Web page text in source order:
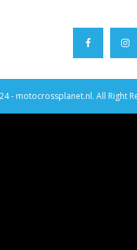
- motocrossplanet.nl. All Right